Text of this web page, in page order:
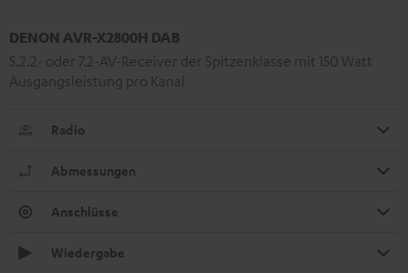
DENON AVR-X2800H DAB
5.2.2- oder 7.2-AV-Receiver der Spitzenklasse mit 150 Watt
Ausgangsleistung pro Kanal
Radio
Abmessungen
Anschlüsse
Wiedergabe